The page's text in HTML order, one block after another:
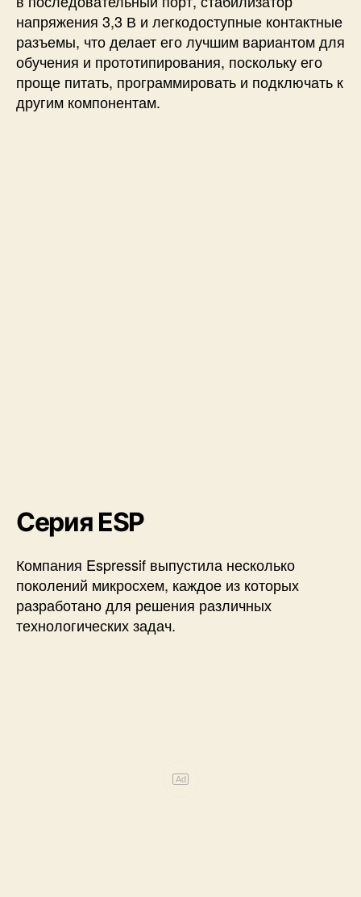
напряжения 3,3 В и легкодоступные контактные
разъемы, что делает его лучшим вариантом для
обучения и прототипирования, поскольку его
проще питать, программировать и подключать к
другим компонентам.
Серия ESP
Компания Espressif выпустила несколько
поколений микросхем, каждое из которых
разработано для решения различных
технологических задач.
Ad